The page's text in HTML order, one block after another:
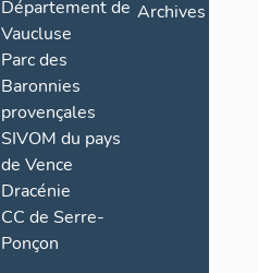
Département de
Vaucluse
Parc des
Baronnies
provençales
SIVOM du pays
de Vence
Dracénie
CC de Serre-
Ponçon
Archives